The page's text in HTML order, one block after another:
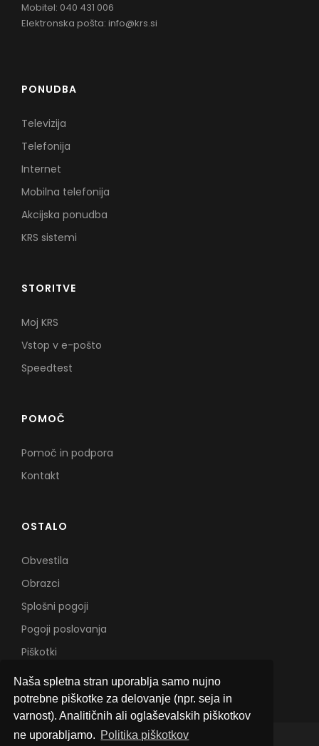
Naša spletna stran uporablja samo nujno
potrebne piškotke za delovanje (npr. seja in
varnost). Analitičnih ali oglaševalskih piškotkov
ne uporabljamo. Politika piškotkov
Mobitel: 040 431 006
Elektronska pošta: info@krs.si
PONUDBA
Televizija
Telefonija
Internet
Mobilna telefonija
Akcijska ponudba
KRS sistemi
STORITVE
Moj KRS
Vstop v e-pošto
Speedtest
POMOČ
Pomoč in podpora
Kontakt
OSTALO
Obvestila
Obrazci
Splošni pogoji
Pogoji poslovanja
Piškotki